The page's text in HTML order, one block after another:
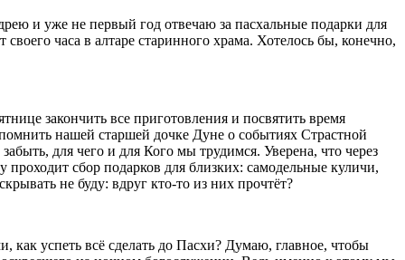
и уже не первый год отвечаю за пасхальные подарки для
часа в алтаре старинного храма. Хотелось бы, конечно,
закончить все приготовления и посвятить время
нашей старшей дочке Дуне о событиях Страстной
для чего и для Кого мы трудимся. Уверена, что через
сбор подарков для близких: самодельные куличи,
не буду: вдруг кто-то из них прочтёт?
успеть всё сделать до Пасхи? Думаю, главное, чтобы